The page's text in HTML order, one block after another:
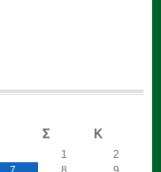
Σ Κ
1
2